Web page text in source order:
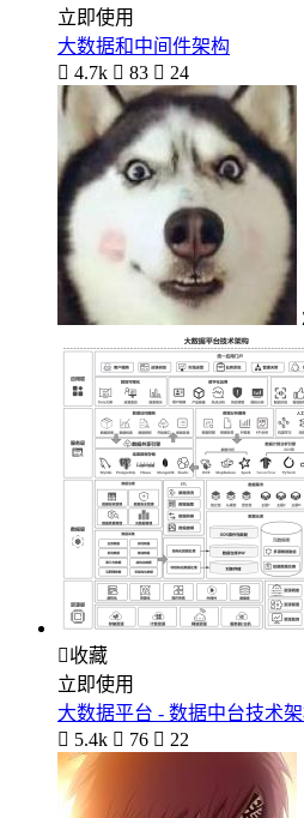
立即使用
大数据和中间件架构
 4.7k  83  24
收藏
立即使用
大数据平台 - 数据中台技术
 5.4k  76  22